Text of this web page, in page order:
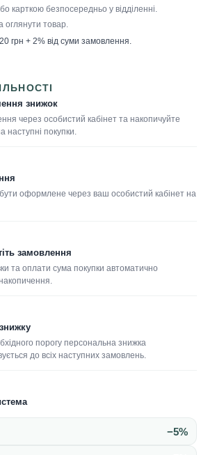
карткою безпосередньо у відділенні.
товар.
20 грн + 2% від суми замовлення.
знижок
через особистий кабінет та накопичуйте
наступні покупки.
оформлене через ваш особистий кабінет на
замовлення
та оплати сума покупки автоматично
порогу персональна знижка
до всіх наступних замовлень.
−5%